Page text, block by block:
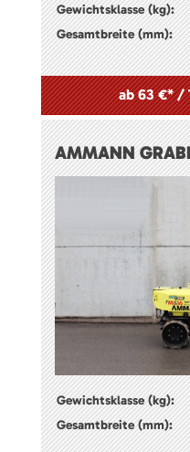
Gewichtsklasse (kg):
Gesamtbreite (mm):
ab 63 €* /
AMMANN
Gewichtsklasse (kg):
Gesamtbreite (mm):